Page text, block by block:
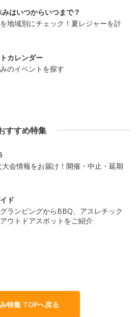
はいつからいつまで？
地域別にチェック！夏レジャーを計
カレンダー
のイベントを探す
すすめ特集
会情報をお届け！開催・中止・延期
ド
ランピングからBBQ、アスレチック
ウトドアスポットをご紹介
特集 TOPへ戻る